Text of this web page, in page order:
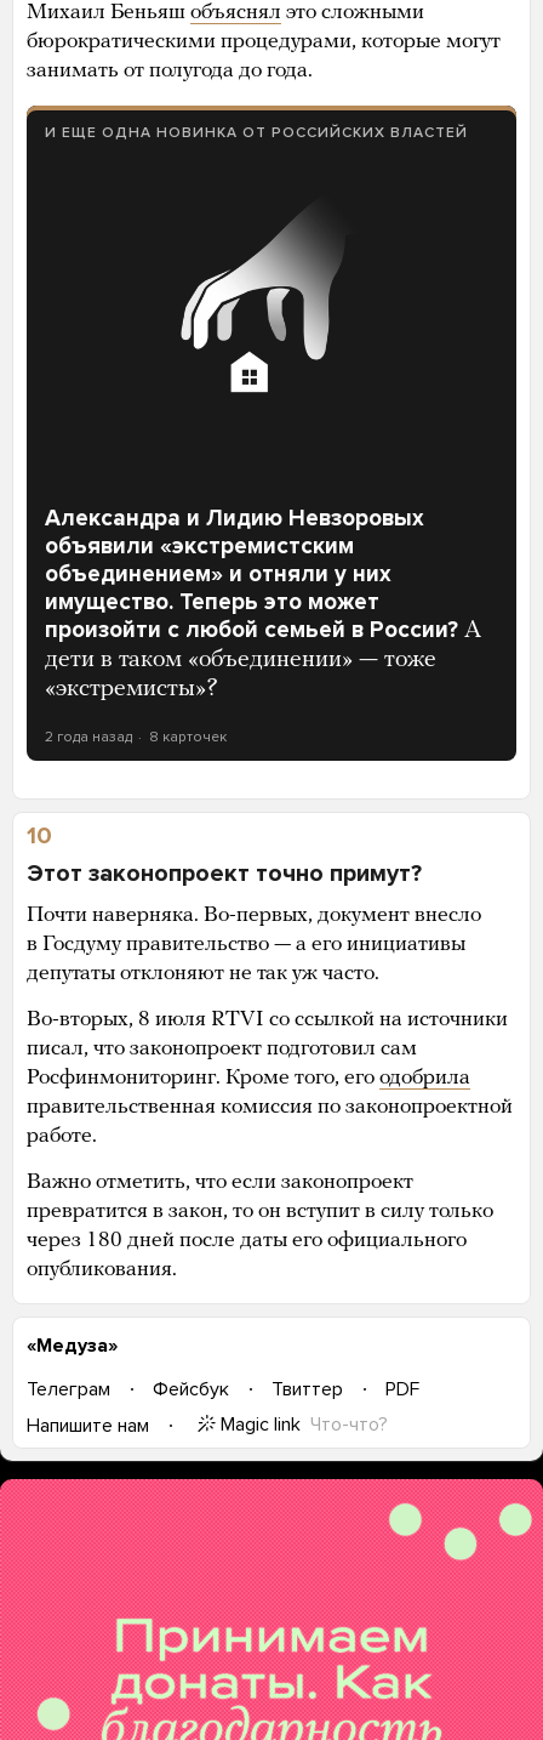
Михаил Беньяш объяснял это сложными
бюрократическими процедурами, которые могут
занимать от полугода до года.
И ЕЩЕ ОДНА НОВИНКА ОТ РОССИЙСКИХ ВЛАСТЕЙ
Александра и Лидию Невзоровых
объявили «экстремистским
объединением» и отняли у них
имущество. Теперь это может
произойти с любой семьей в России? А
дети в таком «объединении» — тоже
«экстремисты»?
2 года назад 8 карточек
10
Этот законопроект точно примут?
Почти наверняка. Во-первых, документ внесло
в Госдуму правительство — а его инициативы
депутаты отклоняют не так уж часто.
Во-вторых, 8 июля RTVI со ссылкой на источники
писал, что законопроект подготовил сам
Росфинмониторинг. Кроме того, его одобрила
правительственная комиссия по законопроектной
работе.
Важно отметить, что если законопроект
превратится в закон, то он вступит в силу только
через 180 дней после даты его официального
опубликования.
«Медуза»
Телеграм
Фейсбук Твиттер
PDF
Напишите нам
Magic link Что-что?